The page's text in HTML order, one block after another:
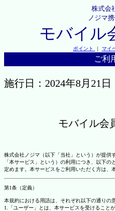
株式会
ノジマ
モバイル
ポイント ｜ マイ
ご利
施行日：2024年8月21日
モバイル会
株式会社ノジマ（以下「当社」という）が提供
「本サービス」という）の利用につき、以下
定めます。本サービスをご利用いただく方は、
第1条（定義）
本規約における用語は、それぞれ以下の通りの
1.「ユーザー」とは、本サービスを受けること